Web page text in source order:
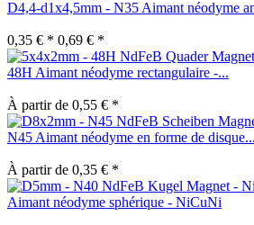
D4,4-d1x4,5mm - N35 Aimant néodyme
0,35 € * 0,69 € *
48H Aimant néodyme rectangulaire -...
À partir de 0,55 € *
N45 Aimant néodyme en forme de disque...
À partir de 0,35 € *
Aimant néodyme sphérique - NiCuNi